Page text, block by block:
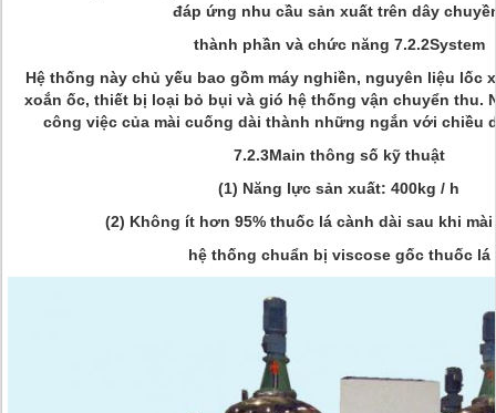
đáp ứng nhu cầu sản xuất trên dây
thành phần và chức năng 7.2.2System
Hệ thống này chủ yếu bao gồm máy nghiền, nguyên liệu lốc
xoắn ốc, thiết bị loại bỏ bụi và gió hệ thống vận chuyển thu.
công việc của mài cuống dài thành những ngắn với chiều
7.2.3Main thông số kỹ thuật
(1) Năng lực sản xuất: 400kg / h
(2) Không ít hơn 95% thuốc lá cành dài sau khi mài
hệ thống chuẩn bị viscose gốc thuốc lá